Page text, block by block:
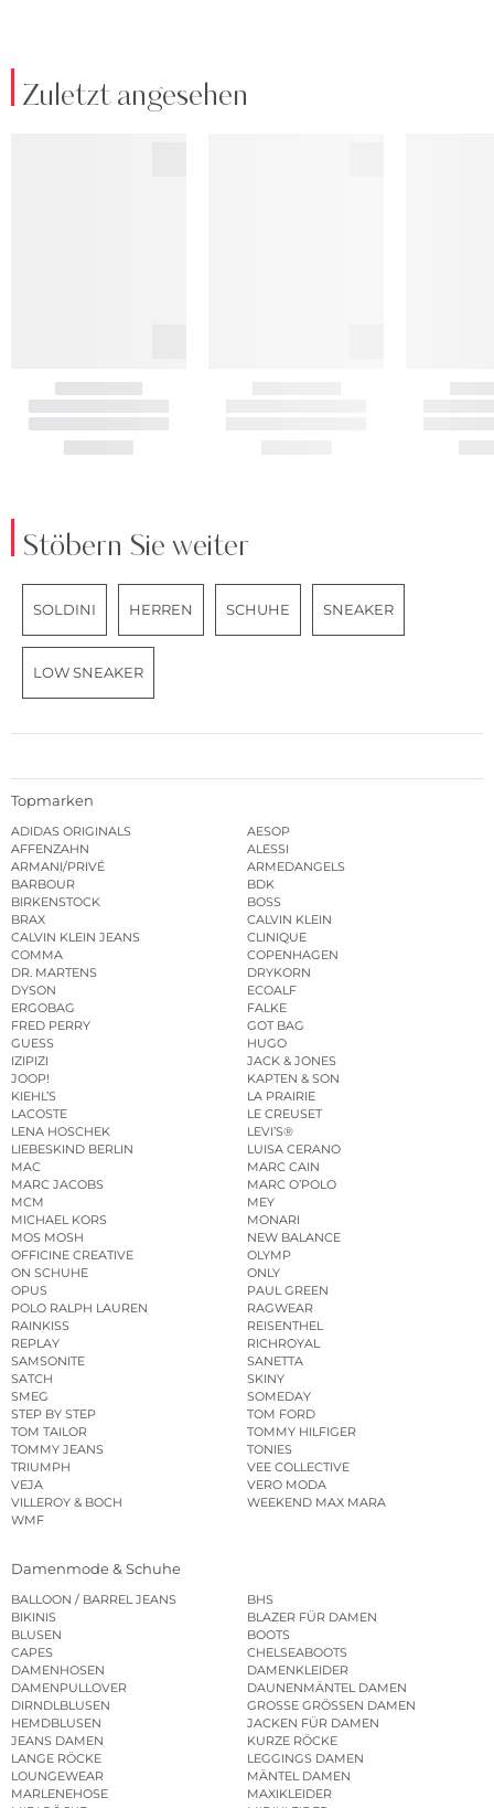
Zuletzt angesehen
Stöbern Sie weiter
SOLDINI HERREN SCHUHE SNEAKER
LOW SNEAKER
Topmarken
ADIDAS ORIGINALS
AESOP
AFFENZAHN
ALESSI
ARMANI/PRIVÉ
ARMEDANGELS
BARBOUR
BDK
BIRKENSTOCK
BOSS
BRAX
CALVIN KLEIN
CALVIN KLEIN JEANS
CLINIQUE
COMMA
COPENHAGEN
DR. MARTENS
DRYKORN
DYSON
ECOALF
ERGOBAG
FALKE
FRED PERRY
GOT BAG
GUESS
HUGO
IZIPIZI
JACK & JONES
JOOP!
KAPTEN & SON
KIEHL’S
LA PRAIRIE
LACOSTE
LE CREUSET
LENA HOSCHEK
LEVI’S®
LIEBESKIND BERLIN
LUISA CERANO
MAC
MARC CAIN
MARC JACOBS
MARC O’POLO
MCM
MEY
MICHAEL KORS
MONARI
MOS MOSH
NEW BALANCE
OFFICINE CREATIVE
OLYMP
ON SCHUHE
ONLY
OPUS
PAUL GREEN
POLO RALPH LAUREN
RAGWEAR
RAINKISS
REISENTHEL
REPLAY
RICHROYAL
SAMSONITE
SANETTA
SATCH
SKINY
SMEG
SOMEDAY
STEP BY STEP
TOM FORD
TOM TAILOR
TOMMY HILFIGER
TOMMY JEANS
TONIES
TRIUMPH
VEE COLLECTIVE
VEJA
VERO MODA
VILLEROY & BOCH
WEEKEND MAX MARA
WMF
Damenmode & Schuhe
BALLOON / BARREL JEANS
BHS
BIKINIS
BLAZER FÜR DAMEN
BLUSEN
BOOTS
CAPES
CHELSEABOOTS
DAMENHOSEN
DAMENKLEIDER
DAMENPULLOVER
DAUNENMÄNTEL DAMEN
DIRNDLBLUSEN
GROSSE GRÖSSEN DAMEN
HEMDBLUSEN
JACKEN FÜR DAMEN
JEANS DAMEN
KURZE RÖCKE
LANGE RÖCKE
LEGGINGS DAMEN
LOUNGEWEAR
MÄNTEL DAMEN
MARLENEHOSE
MAXIKLEIDER